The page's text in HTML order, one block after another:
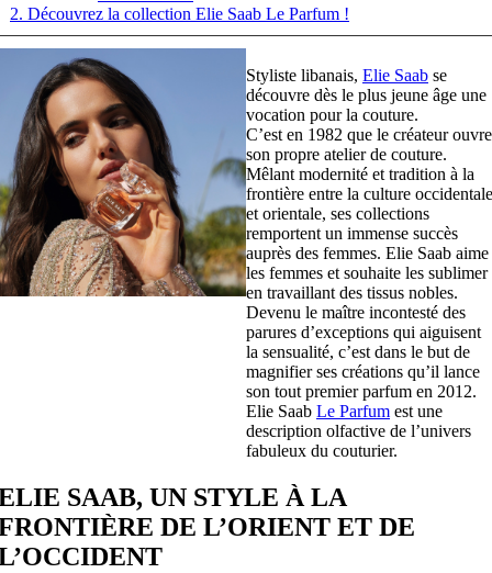
2. Découvrez la collection Elie Saab Le Parfum !
Styliste libanais, Elie Saab se
découvre dès le plus jeune âge une
vocation pour la couture.
C’est en 1982 que le créateur ouvre
son propre atelier de couture.
Mêlant modernité et tradition à la
frontière entre la culture occidentale
et orientale, ses collections
remportent un immense succès
auprès des femmes. Elie Saab aime
les femmes et souhaite les sublimer
en travaillant des tissus nobles.
Devenu le maître incontesté des
parures d’exceptions qui aiguisent
la sensualité, c’est dans le but de
magnifier ses créations qu’il lance
son tout premier parfum en 2012.
Elie Saab Le Parfum est une
description olfactive de l’univers
fabuleux du couturier.
SAAB, UN STYLE À LA
DE L’ORIENT ET DE